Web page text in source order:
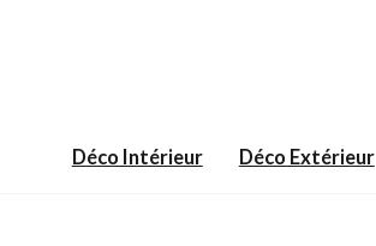
Déco Intérieur Déco Extérieur